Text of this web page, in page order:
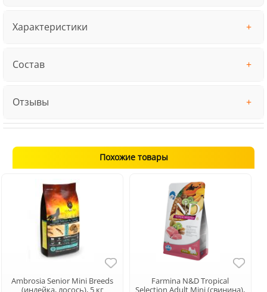
Характеристики
Состав
Отзывы
Похожие товары
Ambrosia Senior Mini Breeds
(индейка, лосось), 5 кг
Farmina N&D Tropical
Selection Adult Mini (свинина),